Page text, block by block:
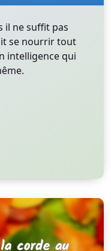
il ne suffit pas
se nourrir tout
intelligence qui